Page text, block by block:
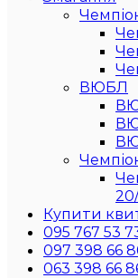
ВЮБЛ
Купити
095 767 53
097 398 66
063 398 66